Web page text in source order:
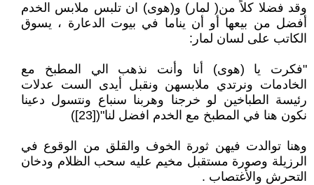
وقد فضلا كلاً من( لمار) و(هوى) ان تلبس ملابس الخدم
أفضل من بيعها أو أن يناما في بيوت الدعارة ، يسوق
الكاتب على لسان لمار:
"فكرت يا (هوى) أنا وأنت نذهب الي المطبخ مع
الخادمات ونرتدي ملابسهن ونقبل أيدى الست عدلات
رئيسة الطباخين لو خرجنا وهربنا سنباع ونتسول دعينا
نكون هنا في المطبخ مع الخدم افضل لنا"([23])
وهنا توالدت فيهن ثورة الخوف والقلق من الوقوع في
الرزيلة وصورة مستقبل مخيم عليه سحب الظلام ودخان
التحرش والأغتصاب .